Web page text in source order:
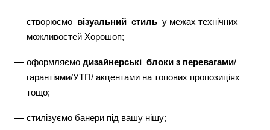
створюємо візуальний стиль у межах технічних
можливостей Хорошоп;
оформляємо дизайнерські блоки з перевагами/
гарантіями/УТП/ акцентами на топових пропозиціях
тощо;
стилізуємо банери під вашу нішу;